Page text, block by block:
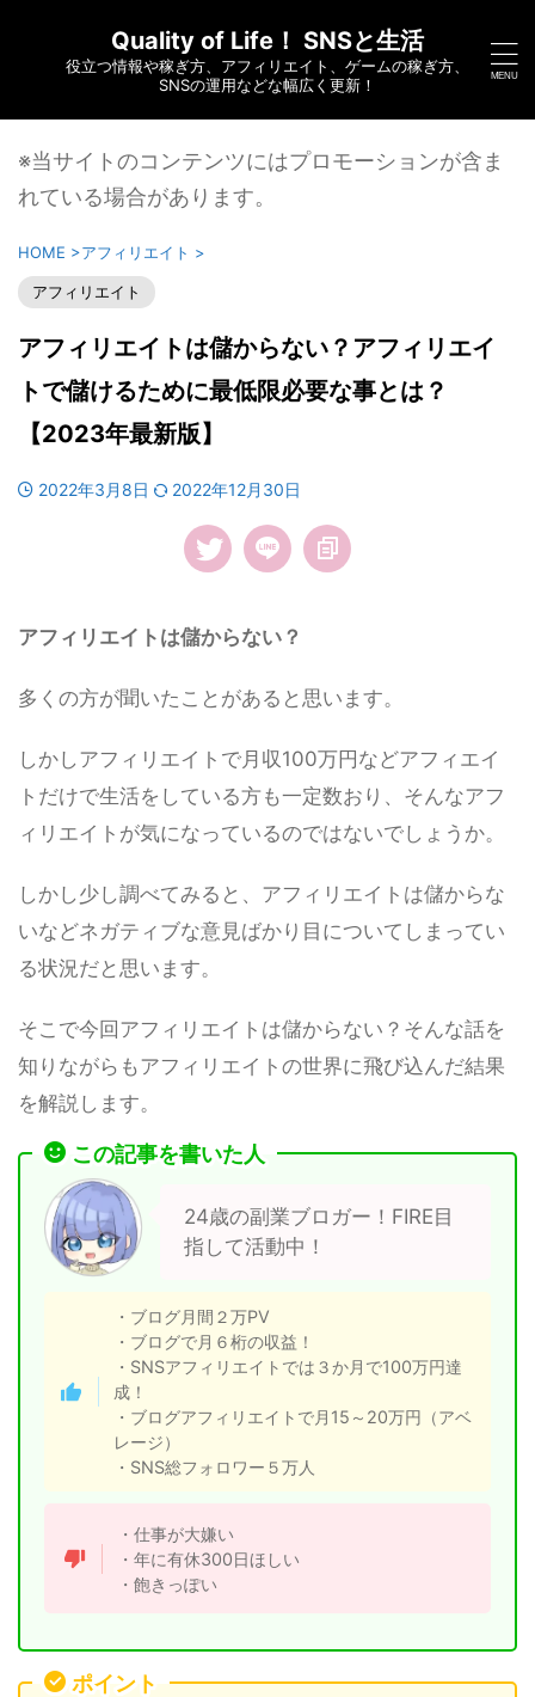
Quality of Life！ SNSと生活
役立つ情報や稼ぎ方、アフィリエイト、ゲームの稼ぎ方、
SNSの運用などな幅広く更新！
※当サイトのコンテンツにはプロモーションが含ま
れている場合があります。
HOME >アフィリエイト >
アフィリエイト
アフィリエイトは儲からない？アフィリエイ
トで儲けるために最低限必要な事とは？
【2023年最新版】
2022年3月8日 2022年12月30日
アフィリエイトは儲からない？
多くの方が聞いたことがあると思います。
しかしアフィリエイトで月収100万円などアフィエイ
トだけで生活をしている方も一定数おり、そんなアフ
ィリエイトが気になっているのではないでしょうか。
しかし少し調べてみると、 アフィリエイトは儲からな
いなどネガティブな意見ばかり目についてしまってい
る状況だと思います。
そこで今回アフィリエイトは儲からない？そんな話を
知りながらもアフィリエイトの世界に飛び込んだ結果
を解説します。
この記事を書いた人
24歳の副業ブロガー！FIRE目
指して活動中！
・ブログ月間２万PV
・ブログで月６桁の収益！
・SNSアフィリエイトでは３か月で100万円達
成！
・ブログアフィリエイトで月15～20万円（アベ
レージ）
・SNS総フォロワー５万人
・仕事が大嫌い
・年に有休300日ほしい
・飽きっぽい
ポイント